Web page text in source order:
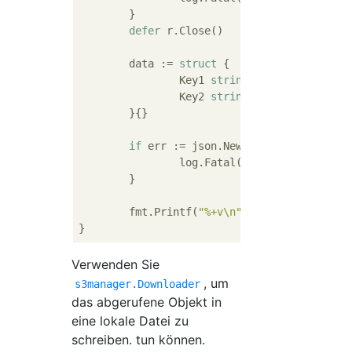
defer r.Close()
	data :=
struct {
		Key1
string
		Key2
string
if err :=
	fmt.Printf(
"%+v\n"
Verwenden Sie
s3manager.Downloader , um
das abgerufene Objekt in
eine lokale Datei zu
schreiben. tun können.